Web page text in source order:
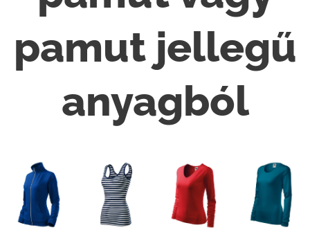
pamut jellegű
anyagból